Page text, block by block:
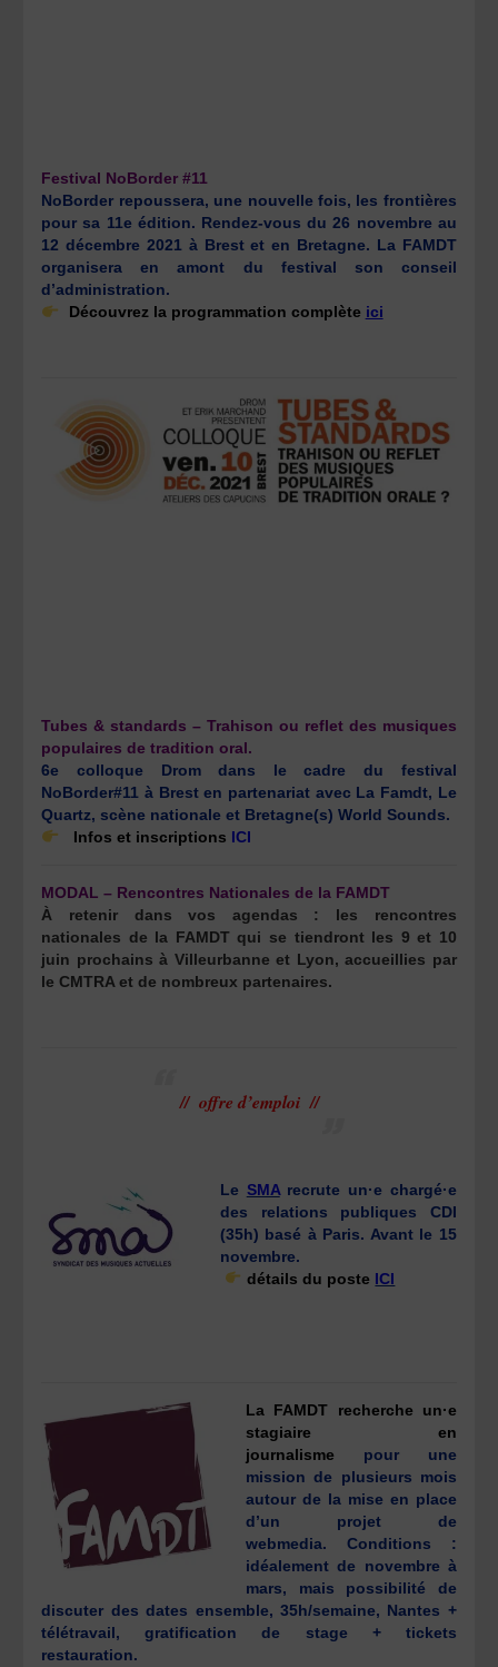
Festival NoBorder #11
NoBorder repoussera, une nouvelle fois, les frontières
pour sa 11e édition. Rendez-vous du 26 novembre au
12 décembre 2021 à Brest et en Bretagne. La FAMDT
organisera en amont du festival son conseil
d’administration.
Découvrez la programmation complète ici
Tubes & standards – Trahison ou reflet des musiques
populaires de tradition oral.
6e colloque Drom dans le cadre du festival
NoBorder#11 à Brest en partenariat avec La Famdt, Le
Quartz, scène nationale et Bretagne(s) World Sounds.
Infos et inscriptions ICI
MODAL – Rencontres Nationales de la FAMDT
À retenir dans vos agendas : les rencontres
nationales de la FAMDT qui se tiendront les 9 et 10
juin prochains à Villeurbanne et Lyon, accueillies par
le CMTRA et de nombreux partenaires.
// offre d’emploi //
Le SMArecrute un·e chargé·e
des relations publiques CDI
(35h) basé à Paris. Avant le 15
novembre.
détails du poste ICI
La FAMDT recherche un·e
stagiaire en
journalisme pour une
mission de plusieurs mois
autour de la mise en place
d’un projet de
webmedia. Conditions :
idéalement de novembre à
mars, mais possibilité de
discuter des dates ensemble, 35h/semaine, Nantes +
télétravail, gratification de stage + tickets
restauration.